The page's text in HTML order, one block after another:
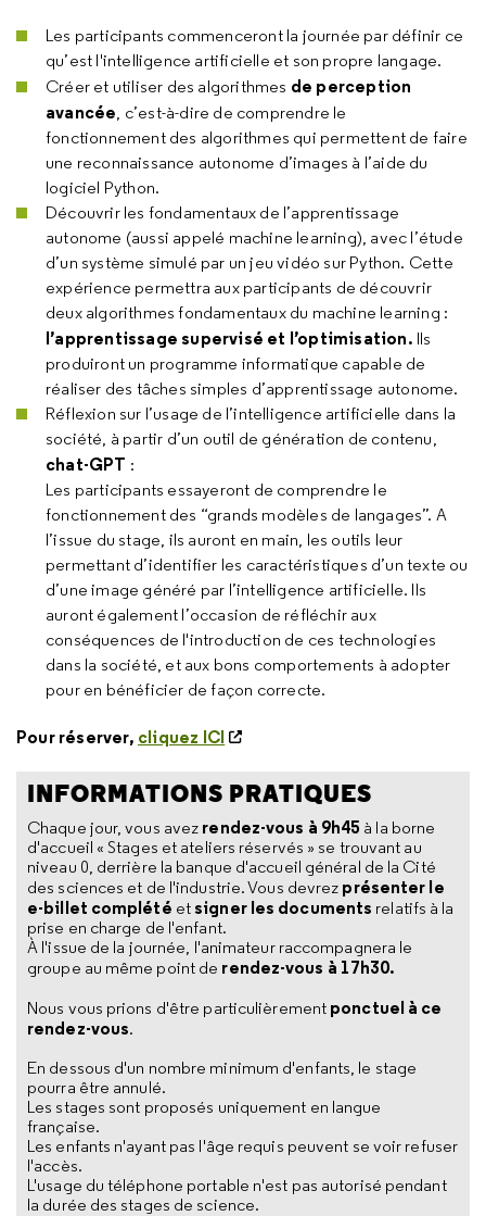
Les participants commenceront la journée par définir ce
qu’est l'intelligence artificielle et son propre langage.
Créer et utiliser des algorithmes de perception
avancée, c’est-à-dire de comprendre le
fonctionnement des algorithmes qui permettent de faire
une reconnaissance autonome d’images à l’aide du
logiciel Python.
Découvrir les fondamentaux de l’apprentissage
autonome (aussi appelé machine learning), avec l’étude
d’un système simulé par un jeu vidéo sur Python. Cette
expérience permettra aux participants de découvrir
deux algorithmes fondamentaux du machine learning :
l’apprentissage supervisé et l’optimisation. Ils
produiront un programme informatique capable de
réaliser des tâches simples d’apprentissage autonome.
Réflexion sur l’usage de l’intelligence artificielle dans la
société, à partir d’un outil de génération de contenu,
chat-GPT :
Les participants essayeront de comprendre le
fonctionnement des “grands modèles de langages”. A
l’issue du stage, ils auront en main, les outils leur
permettant d’identifier les caractéristiques d’un texte ou
d’une image généré par l’intelligence artificielle. Ils
auront également l’occasion de réfléchir aux
conséquences de l'introduction de ces technologies
dans la société, et aux bons comportements à adopter
pour en bénéficier de façon correcte.
Pour réserver, cliquez ICI
INFORMATIONS PRATIQUES
Chaque jour, vous avez rendez-vous à 9h45 à la borne
d'accueil « Stages et ateliers réservés » se trouvant au
niveau 0, derrière la banque d'accueil général de la Cité
des sciences et de l'industrie. Vous devrez présenter le
e-billet complété et signer les documents relatifs à la
prise en charge de l'enfant.
À l'issue de la journée, l'animateur raccompagnera le
groupe au même point de rendez-vous à 17h30.
Nous vous prions d'être particulièrement ponctuel à ce
rendez-vous.
En dessous d'un nombre minimum d'enfants, le stage
pourra être annulé.
Les stages sont proposés uniquement en langue
française.
Les enfants n'ayant pas l'âge requis peuvent se voir refuser
l'accès.
L'usage du téléphone portable n'est pas autorisé pendant
la durée des stages de science.